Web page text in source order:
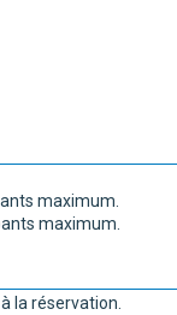
maximum.
maximum.
la réservation.